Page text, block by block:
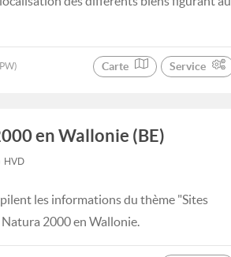
Carte Service
en Wallonie (BE)
HVD
les informations du thème "Sites
2000 en Wallonie.